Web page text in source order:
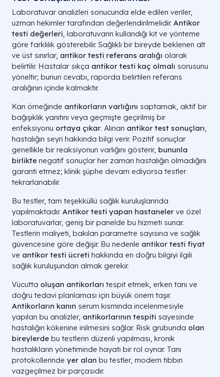
Laboratuvar analizleri sonucunda elde edilen veriler,
uzman hekimler tarafından değerlendirilmelidir. Antikor
testi değerleri, laboratuvarın kullandığı kit ve yönteme
göre farklılık gösterebilir. Sağlıklı bir bireyde beklenen alt
ve üst sınırlar, antikor testi referans aralığı olarak
belirtilir. Hastalar sıkça antikor testi kaç olmalı sorusunu
yöneltir; bunun cevabı, raporda belirtilen referans
aralığının içinde kalmaktır.
Kan örneğinde antikorların varlığını saptamak, aktif bir
bağışıklık yanıtını veya geçmişte geçirilmiş bir
enfeksiyonu ortaya çıkar. Alınan antikor test sonuçları,
hastalığın seyri hakkında bilgi verir. Pozitif sonuçlar
genellikle bir reaksiyonun varlığını gösterir, bununla
birlikte negatif sonuçlar her zaman hastalığın olmadığını
garanti etmez; klinik şüphe devam ediyorsa testler
tekrarlanabilir.
Bu testler, tam teşekküllü sağlık kuruluşlarında
yapılmaktadır. Antikor testi yapan hastaneler ve özel
laboratuvarlar, geniş bir panelde bu hizmeti sunar.
Testlerin maliyeti, bakılan parametre sayısına ve sağlık
güvencesine göre değişir. Bu nedenle antikor testi fiyat
ve antikor testi ücreti hakkında en doğru bilgiyi ilgili
sağlık kuruluşundan almak gerekir.
Vücutta oluşan antikorları tespit etmek, erken tanı ve
doğru tedavi planlaması için büyük önem taşır.
Antikorların kanın serum kısmında incelenmesiyle
yapılan bu analizler, antikorlarının tespiti sayesinde
hastalığın kökenine inilmesini sağlar. Risk grubunda olan
bireylerde bu testlerin düzenli yapılması, kronik
hastalıkların yönetiminde hayati bir rol oynar. Tanı
protokollerinde yer alan bu testler, modern tıbbın
vazgeçilmez bir parçasıdır.